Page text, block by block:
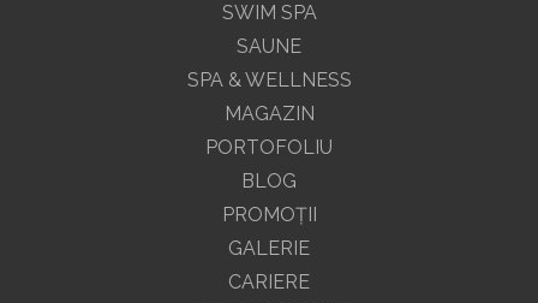
SWIM SPA
SAUNE
SPA & WELLNESS
MAGAZIN
PORTOFOLIU
BLOG
PROMOŢII
GALERIE
CARIERE